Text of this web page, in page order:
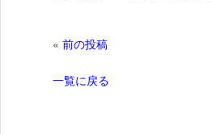
« 前の投稿
一覧に戻る